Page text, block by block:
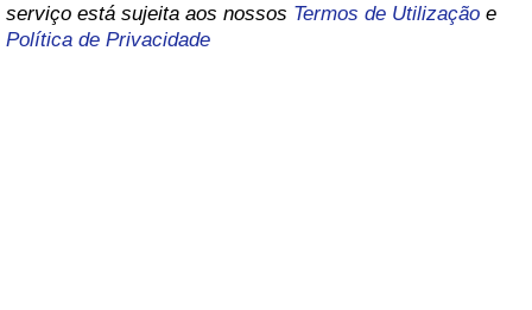
serviço está sujeita aos nossos Termos de Utilização e
Política de Privacidade
Taxa do Indicador de Crime (Atual)